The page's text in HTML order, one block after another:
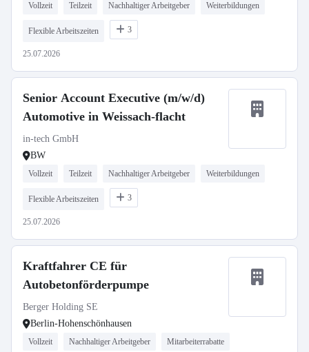
Vollzeit Teilzeit Nachhaltiger Arbeitgeber Weiterbildungen
Flexible Arbeitszeiten 3
25.07.2026
Senior Account Executive (m/w/d)
Automotive in Weissach-flacht
in-tech GmbH
BW
Vollzeit Teilzeit Nachhaltiger Arbeitgeber Weiterbildungen
Flexible Arbeitszeiten 3
25.07.2026
Kraftfahrer CE für
Autobetonförderpumpe
Berger Holding SE
Berlin-Hohenschönhausen
Vollzeit Nachhaltiger Arbeitgeber Mitarbeiterrabatte